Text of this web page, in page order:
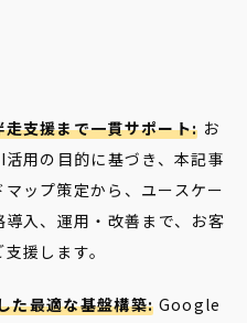
支援まで一貫サポート: お
用の目的に基づき、本記事
ップ策定から、ユースケー
入、運用・改善まで、お客
援します。
最適な基盤構築: Google